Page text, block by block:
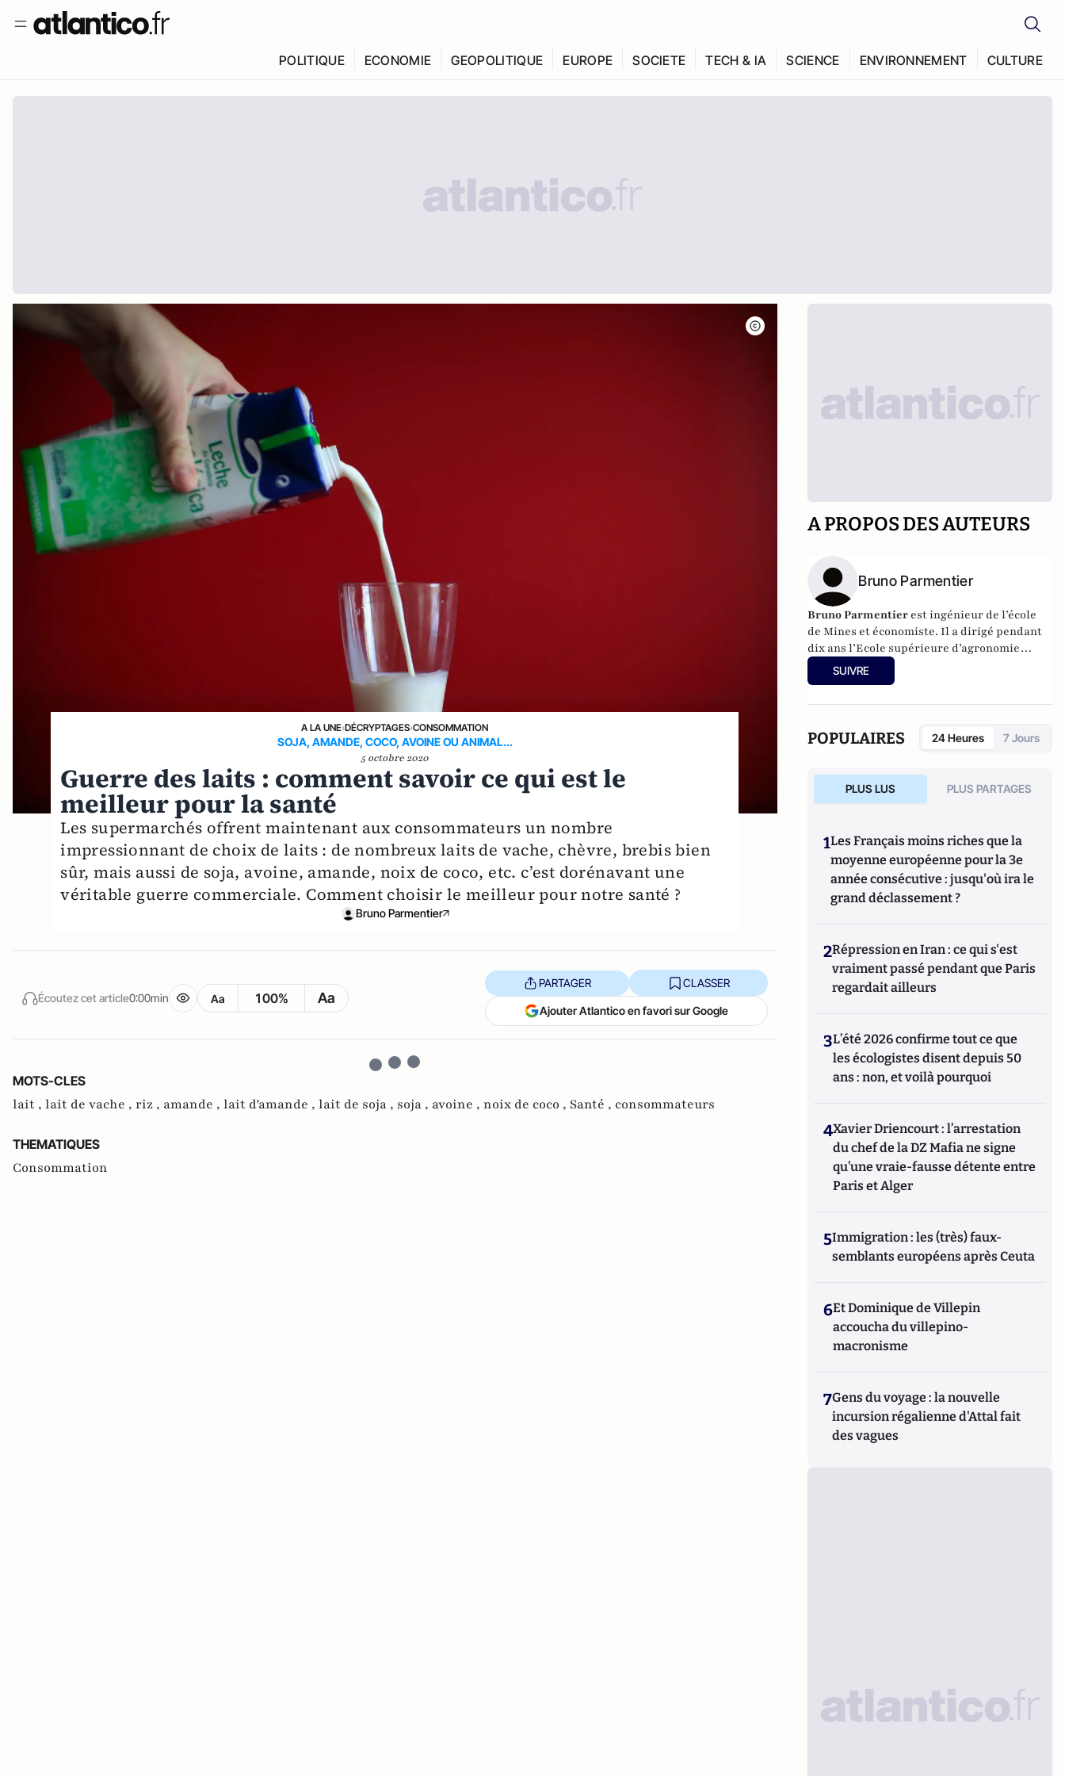
POLITIQUE ECONOMIE GEOPOLITIQUE EUROPE SOCIETE TECH & IA SCIENCE ENVIRONNEMENT CULTURE
A LA UNE›DÉCRYPTAGES›CONSOMMATION
SOJA, AMANDE, COCO, AVOINE OU ANIMAL...
5 octobre 2020
Guerre des laits : comment savoir ce qui est le
meilleur pour la santé
Les supermarchés offrent maintenant aux consommateurs un nombre
impressionnant de choix de laits : de nombreux laits de vache, chèvre, brebis bien
sûr, mais aussi de soja, avoine, amande, noix de coco, etc. c’est dorénavant une
véritable guerre commerciale. Comment choisir le meilleur pour notre santé ?
Bruno Parmentier
Écoutez cet article0:00min Aa 100% Aa
PARTAGER CLASSER
Ajouter Atlantico en favori sur Google
MOTS-CLES
lait , lait de vache , riz , amande , lait d'amande , lait de soja , soja , avoine , noix de coco , Santé , consommateurs
THEMATIQUES
Consommation
A PROPOS DES AUTEURS
Bruno Parmentier
Bruno Parmentier est ingénieur de l’école
de Mines et économiste. Il a dirigé pendant
dix ans l’Ecole supérieure d’agronomie
d’Angers (ESA). Il est également l’auteur de
livres sur les enjeux alimentaires :
et tient un blognourrir-manger.fr
SUIVRE
POPULAIRES 24 Heures 7 Jours
PLUS LUS PLUS PARTAGES
1Les Français moins riches que la
moyenne européenne pour la 3e
année consécutive : jusqu'où ira le
grand déclassement ?
2Répression en Iran : ce qui s'est
vraiment passé pendant que Paris
regardait ailleurs
3L’été 2026 confirme tout ce que
les écologistes disent depuis 50
ans : non, et voilà pourquoi
4Xavier Driencourt : l’arrestation
du chef de la DZ Mafia ne signe
qu’une vraie-fausse détente entre
Paris et Alger
5Immigration : les (très) faux-
semblants européens après Ceuta
6Et Dominique de Villepin
accoucha du villepino-
macronisme
7Gens du voyage : la nouvelle
incursion régalienne d'Attal fait
des vagues